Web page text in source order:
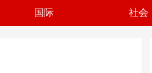
国际 社会